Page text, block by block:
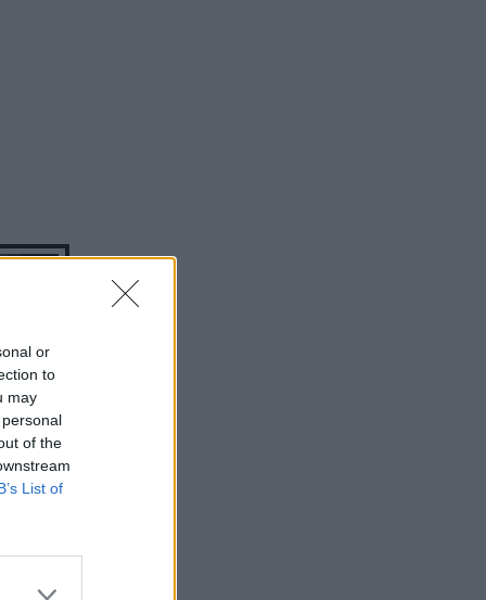
or
to
may
of the
List of